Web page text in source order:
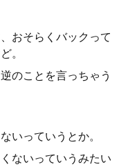
おそらくバックって
。
のことを言っちゃう
いっていうとか。
ないっていうみたい